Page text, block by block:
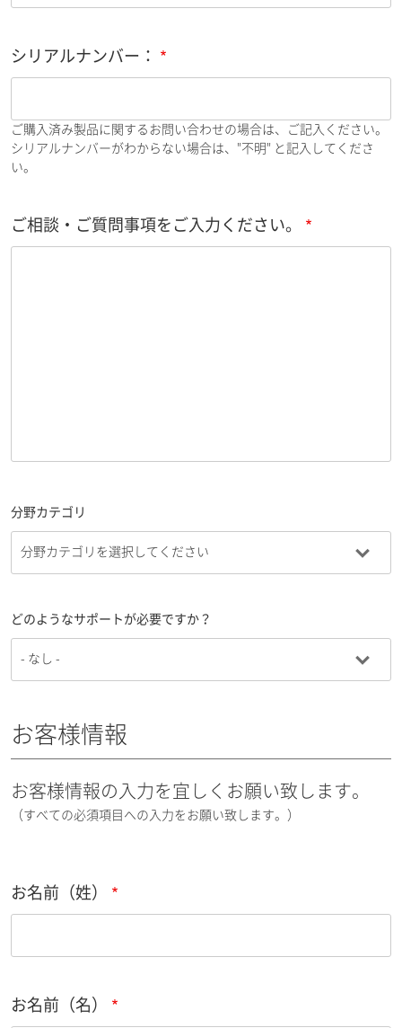
シリアルナンバー：
ご購入済み製品に関するお問い合わせの場合は、ご記入ください。
シリアルナンバーがわからない場合は、"不明" と記入してくださ
い。
ご相談・ご質問事項をご入力ください。
分野カテゴリ
どのようなサポートが必要ですか？
お客様情報
お客様情報の入力を宜しくお願い致します。
（すべての必須項目への入力をお願い致します。）
お名前（姓）
お名前（名）